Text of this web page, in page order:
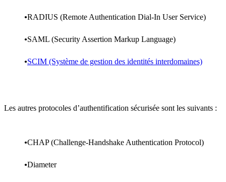
RADIUS (Remote Authentication Dial-In User Service)
SAML (Security Assertion Markup Language)
SCIM (Système de gestion des identités interdomaines)
Les autres protocoles d’authentification sécurisée sont les suivants :
CHAP (Challenge-Handshake Authentication Protocol)
Diameter